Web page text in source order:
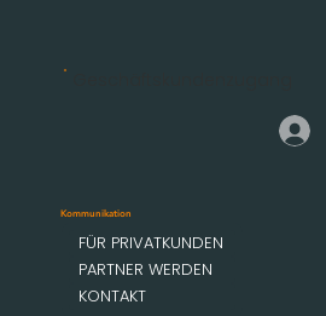
Kommunikation
FÜR PRIVATKUNDEN
PARTNER WERDEN
KONTAKT